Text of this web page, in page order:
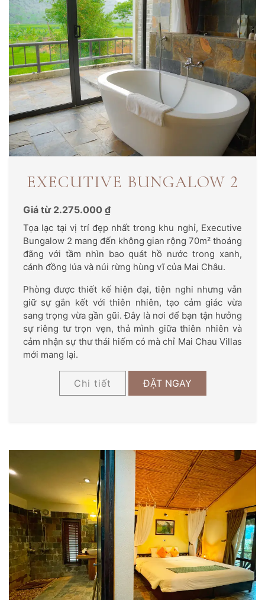
EXECUTIVE BUNGALOW 2
Giá từ 2.275.000 ₫
Tọa lạc tại vị trí đẹp nhất trong khu nghỉ, Executive
Bungalow 2 mang đến không gian rộng 70m² thoáng
đãng với tầm nhìn bao quát hồ nước trong xanh,
cánh đồng lúa và núi rừng hùng vĩ của Mai Châu.
Phòng được thiết kế hiện đại, tiện nghi nhưng vẫn
giữ sự gắn kết với thiên nhiên, tạo cảm giác vừa
sang trọng vừa gần gũi. Đây là nơi để bạn tận hưởng
sự riêng tư trọn vẹn, thả mình giữa thiên nhiên và
cảm nhận sự thư thái hiếm có mà chỉ Mai Chau Villas
mới mang lại.
Chi tiết ĐẶT NGAY